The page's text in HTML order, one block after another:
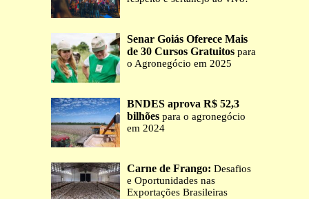
Senar Goiás Oferece Mais
de 30 Cursos Gratuitos para
o Agronegócio em 2025
BNDES aprova R$ 52,3
bilhões para o agronegócio
em 2024
Carne de Frango: Desafios
e Oportunidades nas
Exportações Brasileiras